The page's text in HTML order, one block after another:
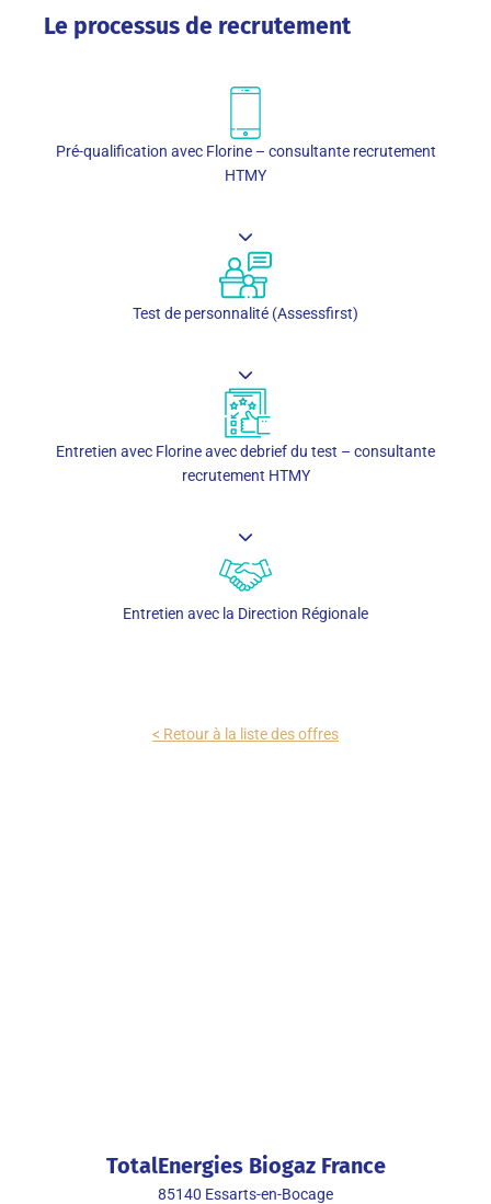
Le processus de recrutement
Pré-qualification avec Florine – consultante recrutement
HTMY
Test de personnalité (Assessfirst)
Entretien avec Florine avec debrief du test – consultante
recrutement HTMY
Entretien avec la Direction Régionale
< Retour à la liste des offres
TotalEnergies Biogaz France
85140 Essarts-en-Bocage